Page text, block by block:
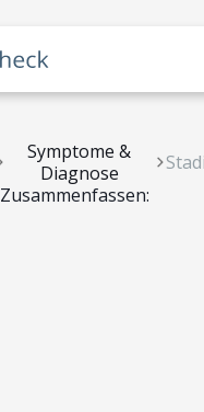
Symptome &
Diagnose
Zusammenfassen: